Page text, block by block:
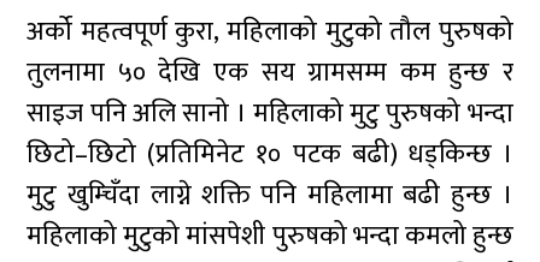
अर्को महत्वपूर्ण कुरा, महिलाको मुटुको तौल पुरुषको
तुलनामा ५० देखि एक सय ग्रामसम्म कम हुन्छ र
साइज पनि अलि सानो । महिलाको मुटु पुरुषको भन्दा
छिटो–छिटो (प्रतिमिनेट १० पटक बढी) धड्किन्छ ।
मुटु खुम्चिँदा लाग्ने शक्ति पनि महिलामा बढी हुन्छ ।
महिलाको मुटुको मांसपेशी पुरुषको भन्दा कमलो हुन्छ